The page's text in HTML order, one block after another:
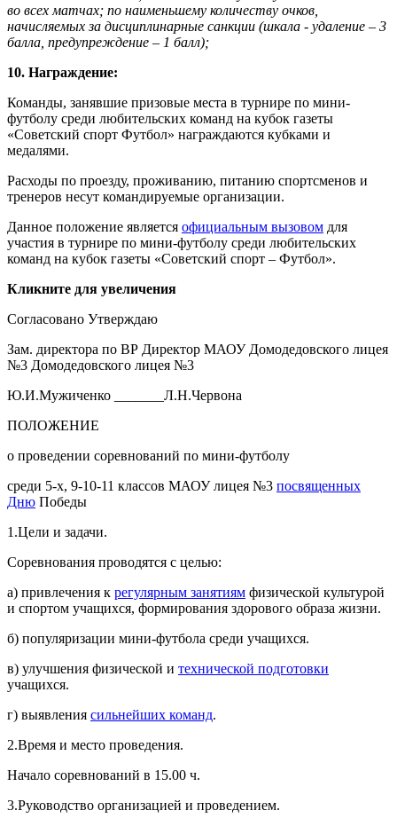
во всех матчах; по наименьшему количеству очков,
начисляемых за дисциплинарные санкции (шкала - удаление – 3
балла, предупреждение – 1 балл);
10. Награждение:
Команды, занявшие призовые места в турнире по мини-
футболу среди любительских команд на кубок газеты
«Советский спорт Футбол» награждаются кубками и
медалями.
Расходы по проезду, проживанию, питанию спортсменов и
тренеров несут командируемые организации.
Данное положение является официальным вызовом для
участия в турнире по мини-футболу среди любительских
команд на кубок газеты «Советский спорт – Футбол».
Кликните для увеличения
Согласовано Утверждаю
Зам. директора по ВР Директор МАОУ Домодедовского лицея
№3 Домодедовского лицея №3
Ю.И.Мужиченко _______Л.Н.Червона
ПОЛОЖЕНИЕ
о проведении соревнований по мини-футболу
среди 5-х, 9-10-11 классов МАОУ лицея №3 посвященных
Дню Победы
1.Цели и задачи.
Соревнования проводятся с целью:
а) привлечения к регулярным занятиям физической культурой
и спортом учащихся, формирования здорового образа жизни.
б) популяризации мини-футбола среди учащихся.
в) улучшения физической и технической подготовки
учащихся.
г) выявления сильнейших команд.
2.Время и место проведения.
Начало соревнований в 15.00 ч.
3.Руководство организацией и проведением.